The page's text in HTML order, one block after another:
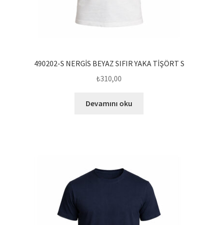
490202-S NERGİS BEYAZ SIFIR YAKA TİŞÖRT S
₺310,00
Devamını oku